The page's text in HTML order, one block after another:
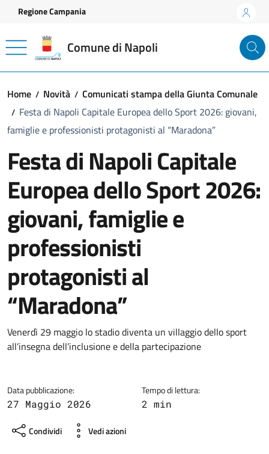
Vai ai contenuti
Vai al footer
Regione Campania
Comune di Napoli
Home Novità
Comunicati stampa della Giunta Comunale
Festa di Napoli Capitale Europea dello Sport 2026: giovani,
famiglie e professionisti protagonisti al “Maradona”
Festa di Napoli Capitale
Europea dello Sport 2026:
giovani, famiglie e
professionisti
protagonisti al
“Maradona”
Dettagli della notizia
Venerdì 29 maggio lo stadio diventa un villaggio dello sport
all’insegna dell’inclusione e della partecipazione
Data pubblicazione:
27 Maggio 2026
Tempo di lettura:
2 min
Condividi Vedi azioni